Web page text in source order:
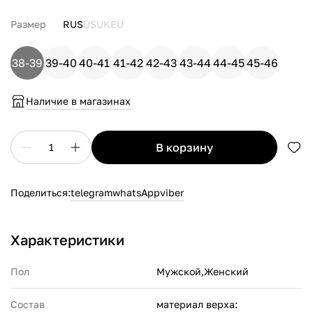
Размер RUSUSUKEU
38-39 39-40 40-41 41-42 42-43 43-44 44-4545-46
Наличие в магазинах
1 в корзину
Поделиться:telegramwhatsAppviber
Характеристики
Пол Мужской,Женский
Состав
материал верха: